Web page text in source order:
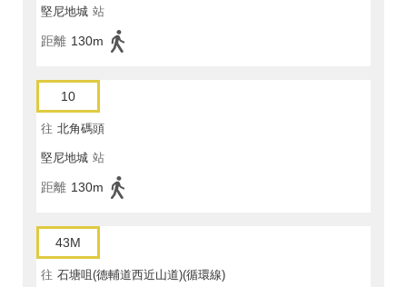
堅尼地城 站
距離 130m
10
往 北角碼頭
堅尼地城 站
距離 130m
43M
往 石塘咀(德輔道西近山道)(循環線)